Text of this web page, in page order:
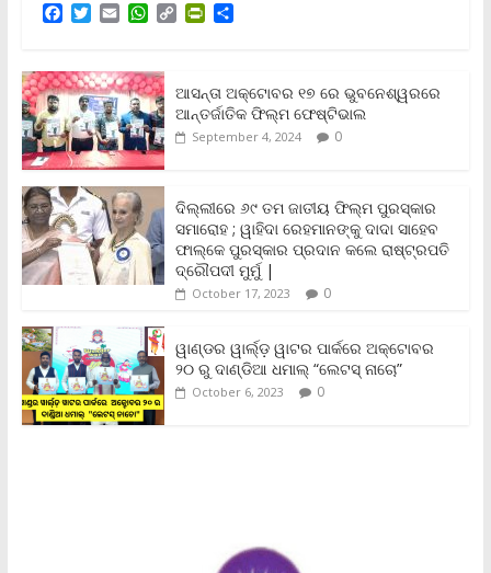
F
e
b
o
o
k
T
t
t
e
r
E
i
l
W
t
s
A
p
p
C
L
i
n
k
P
t
F
r
i
d
l
y
S
e
ଆସନ୍ତା ଅକ୍ଟୋବର ୧୭ ରେ ଭୁବନେଶ୍ୱରରେ
ଆନ୍ତର୍ଜାତିକ ଫିଲ୍ମ ଫେଷ୍ଟିଭାଲ
September 4, 2024 0
ଦିଲ୍ଲୀରେ ୬୯ ତମ ଜାତୀୟ ଫିଲ୍ମ ପୁରସ୍କାର
ସମାରୋହ ; ୱାହିଦା ରେହମାନଙ୍କୁ ଦାଦା ସାହେବ
ଫାଲ୍‌କେ ପୁରସ୍କାର ପ୍ରଦାନ କଲେ ରାଷ୍ଟ୍ରପତି
ଦ୍ରୌପଦୀ ମୁର୍ମୁ |
October 17, 2023 0
ୱାଣ୍ଡର ୱାର୍ଲ୍‌ଡ଼ ୱାଟର ପାର୍କରେ ଅକ୍ଟୋବର
୨୦ ରୁ ଦାଣ୍ଡିଆ ଧମାଲ୍ “ଲେଟସ୍ ନାଚୋ”
October 6, 2023 0